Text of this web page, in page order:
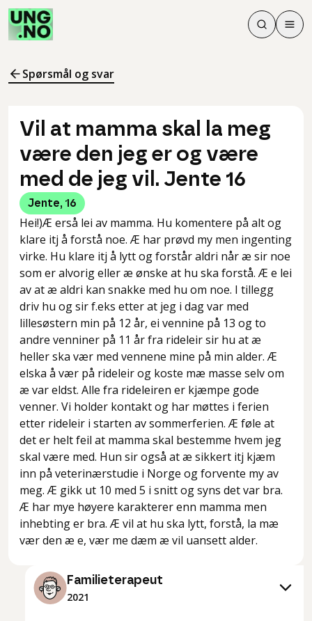
Søk
Søk
Meny
Spørsmål og svar
Vil at mamma skal la meg
være den jeg er og være
med de jeg vil. Jente 16
Jente, 16
Hei!)Æ erså lei av mamma. Hu komentere på alt og
klare itj å forstå noe. Æ har prøvd my men ingenting
virke. Hu klare itj å lytt og forstår aldri når æ sir noe
som er alvorig eller æ ønske at hu ska forstå. Æ e lei
av at æ aldri kan snakke med hu om noe. I tillegg
driv hu og sir f.eks etter at jeg i dag var med
lillesøstern min på 12 år, ei vennine på 13 og to
andre venniner på 11 år fra rideleir sir hu at æ
heller ska vær med vennene mine på min alder. Æ
elska å vær på rideleir og koste mæ masse selv om
æ var eldst. Alle fra rideleiren er kjæmpe gode
venner. Vi holder kontakt og har møttes i ferien
etter rideleir i starten av sommerferien. Æ føle at
det er helt feil at mamma skal bestemme hvem jeg
skal være med. Hun sir også at æ sikkert itj kjæm
inn på veterinærstudie i Norge og forvente my av
meg. Æ gikk ut 10 med 5 i snitt og syns det var bra.
Æ har mye høyere karakterer enn mamma men
inhebting er bra. Æ vil at hu ska lytt, forstå, la mæ
vær den æ e, vær me dæm æ vil uansett alder.
Familieterapeut
2021